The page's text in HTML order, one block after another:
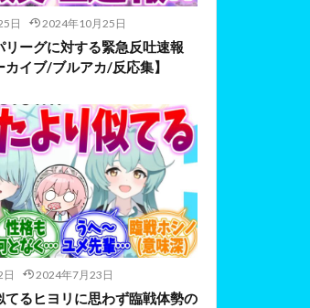
日 2024年10月25日
リーグに対する緊急反吐速報
カイブ/ブルアカ/反応集】
2024年7月23日
てるヒヨリに思わず臨戦体勢の